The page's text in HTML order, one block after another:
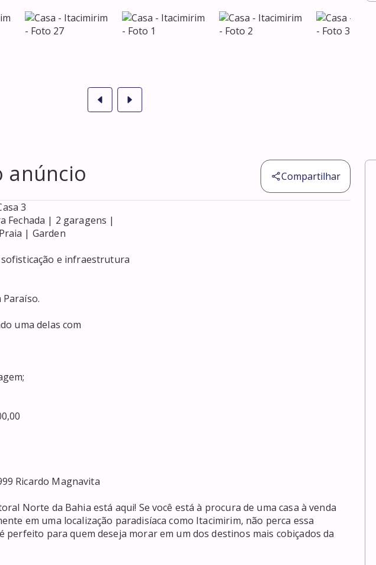
anúncio Compartilhar
3
Fechada | 2 garagens |
| Garden
e infraestrutura
Paraíso.
uma delas com
Ricardo Magnavita
Norte da Bahia está aqui! Se você está à procura de uma casa à venda
em uma localização paradisíaca como Itacimirim, não perca essa
perfeito para quem deseja morar em um dos destinos mais cobiçados da